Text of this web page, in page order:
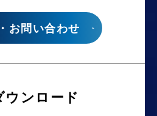
お問い合わせ
ウンロード